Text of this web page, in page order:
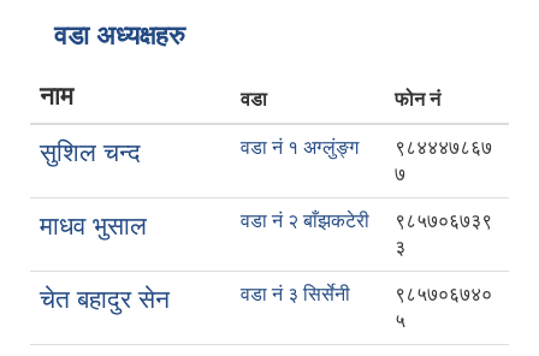
वडा अध्यक्षहरु
नाम वडा फोन नं
सुशिल चन्द वडा नं १ अग्लुंङ्ग
९८४४४७८६७
७
माधव भुसाल वडा नं २ बाँझकटेरी
९८५७०६७३९
३
चेत बहादुर सेन वडा नं ३ सिर्सेनी
९८५७०६७४०
५